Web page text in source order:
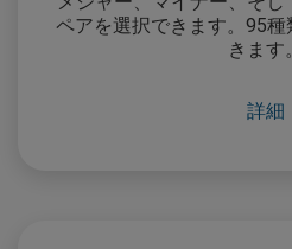
ペアを選択できます。95
きます。
詳細